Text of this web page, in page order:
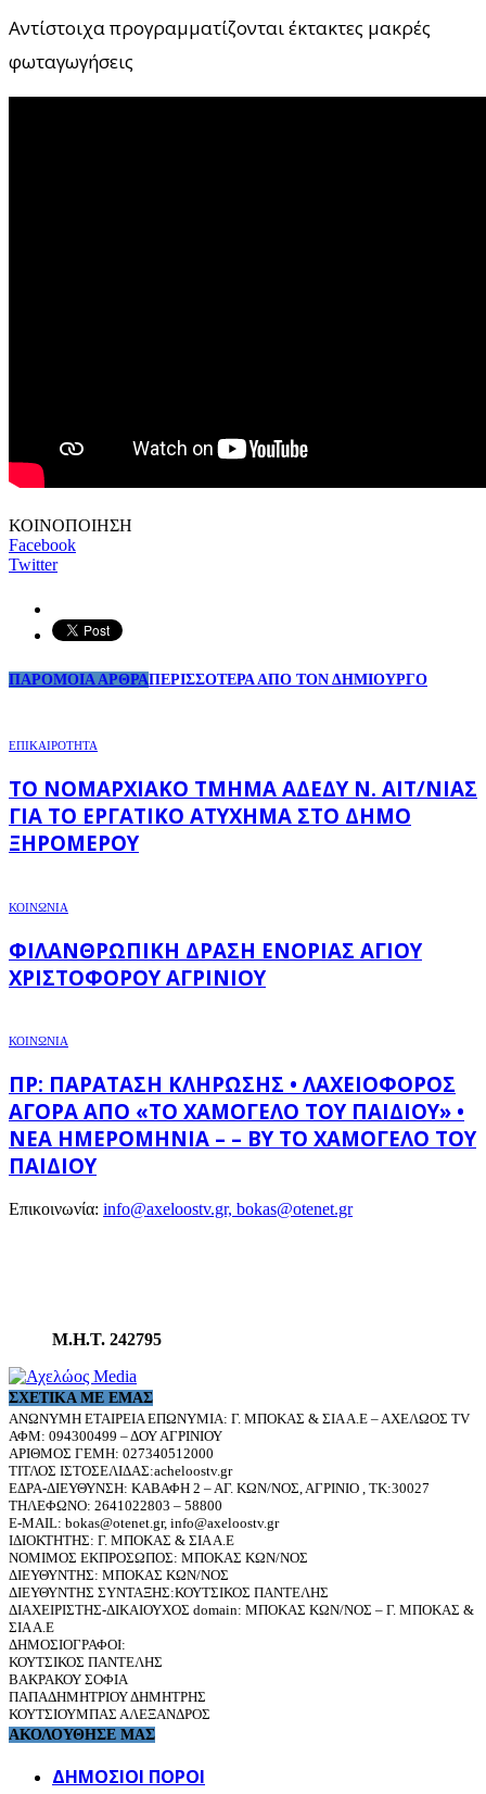
Αντίστοιχα προγραμματίζονται έκτακτες μακρές
φωταγωγήσεις
ΚΟΙΝΟΠΟΙΗΣΗ
Facebook
Twitter
ΠΑΡΟΜΟΙΑ ΑΡΘΡΑΠΕΡΙΣΣΟΤΕΡΑ ΑΠΟ ΤΟΝ ΔΗΜΙΟΥΡΓΟ
ΕΠΙΚΑΙΡΟΤΗΤΑ
ΤΟ ΝΟΜΑΡΧΙΑΚΌ ΤΜΉΜΑ ΑΔΕΔΥ Ν. ΑΙΤ/ΝΊΑΣ
ΓΙΑ ΤΟ ΕΡΓΑΤΙΚΌ ΑΤΎΧΗΜΑ ΣΤΟ ΔΉΜΟ
ΞΗΡΟΜΈΡΟΥ
ΚΟΙΝΩΝΙΑ
ΦΙΛΑΝΘΡΩΠΙΚΉ ΔΡΆΣΗ ΕΝΟΡΊΑΣ ΑΓΊΟΥ
ΧΡΙΣΤΟΦΌΡΟΥ ΑΓΡΙΝΊΟΥ
ΚΟΙΝΩΝΙΑ
ΠΡ: ΠΑΡΆΤΑΣΗ ΚΛΉΡΩΣΗΣ • ΛΑΧΕΙΟΦΌΡΟΣ
ΑΓΟΡΆ ΑΠΌ «ΤΟ ΧΑΜΌΓΕΛΟ ΤΟΥ ΠΑΙΔΙΟΎ» •
ΝΈΑ ΗΜΕΡΟΜΗΝΊΑ – – BY ΤΟ ΧΑΜΌΓΕΛΟ ΤΟΥ
ΠΑΙΔΙΟΎ
Επικοινωνία: info@axeloostv.gr, bokas@otenet.gr
Μ.Η.Τ. 242795
ΣΧΕΤΙΚΆ ΜΕ ΕΜΆΣ
ΑΝΩΝΥΜΗ ΕΤΑΙΡΕΙΑ ΕΠΩΝΥΜΙΑ: Γ. ΜΠΟΚΑΣ & ΣΙΑ Α.Ε – ΑΧΕΛΩΟΣ TV
ΑΦΜ: 094300499 – ΔΟΥ ΑΓΡΙΝΙΟΥ
ΑΡΙΘΜΟΣ ΓΕΜΗ: 027340512000
ΤΙΤΛΟΣ ΙΣΤΟΣΕΛΙΔΑΣ:acheloostv.gr
ΕΔΡΑ-ΔΙΕΥΘΥΝΣΗ: ΚΑΒΑΦΗ 2 – ΑΓ. ΚΩΝ/ΝΟΣ, ΑΓΡΙΝΙΟ , ΤΚ:30027
ΤΗΛΕΦΩΝΟ: 2641022803 – 58800
E-MAIL: bokas@otenet.gr, info@axeloostv.gr
ΙΔΙΟΚΤΗΤΗΣ: Γ. ΜΠΟΚΑΣ & ΣΙΑ Α.Ε
ΝΟΜΙΜΟΣ ΕΚΠΡΟΣΩΠΟΣ: ΜΠΟΚΑΣ ΚΩΝ/ΝΟΣ
ΔΙΕΥΘΥΝΤΗΣ: ΜΠΟΚΑΣ ΚΩΝ/ΝΟΣ
ΔΙΕΥΘΥΝΤΗΣ ΣΥΝΤΑΞΗΣ:ΚΟΥΤΣΙΚΟΣ ΠΑΝΤΕΛΗΣ
ΔΙΑΧΕΙΡΙΣΤΗΣ-ΔΙΚΑΙΟΥΧΟΣ domain: ΜΠΟΚΑΣ ΚΩΝ/ΝΟΣ – Γ. ΜΠΟΚΑΣ &
ΣΙΑ Α.Ε
ΔΗΜΟΣΙΟΓΡΑΦΟΙ:
ΚΟΥΤΣΙΚΟΣ ΠΑΝΤΕΛΗΣ
ΒΑΚΡΑΚΟΥ ΣΟΦΙΑ
ΠΑΠΑΔΗΜΗΤΡΙΟΥ ΔΗΜΗΤΡΗΣ
ΚΟΥΤΣΙΟΥΜΠΑΣ ΑΛΕΞΑΝΔΡΟΣ
ΑΚΟΛΟΥΘΗΣΕ ΜΑΣ
ΔΗΜΟΣΙΟΙ ΠΟΡΟΙ